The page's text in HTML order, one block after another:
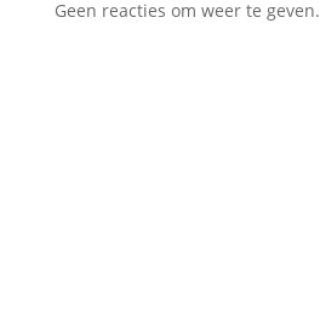
Geen reacties om weer te geven.